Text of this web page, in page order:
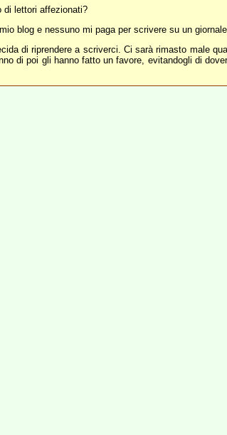
di lettori affezionati?
blog e nessuno mi paga per scrivere su un
di riprendere a scriverci. Ci sarà rimasto male
di poi gli hanno fatto un favore, evitandogli di